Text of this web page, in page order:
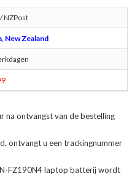
NZPost
New Zealand
na ontvangst van de bestelling
ontvangt u een trackingnummer
FZ190N4 laptop batterijwordt